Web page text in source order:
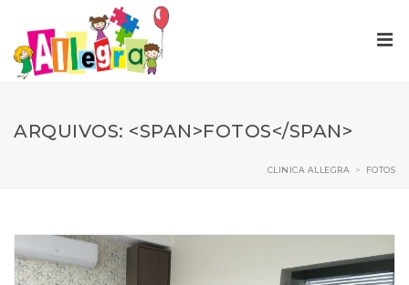
ARQUIVOS: <SPAN>FOTOS</SPAN>
CLINICA ALLEGRA > FOTOS